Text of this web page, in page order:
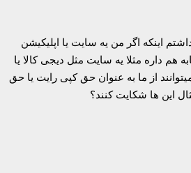
اینکه اگر من یه سایت یا اپلیکیشن
هم داره مثلا یه سایت مثل دیجی کالا یا
از ما به عنوان حق کپی رایت یا حق
این ها شکایت کنند؟